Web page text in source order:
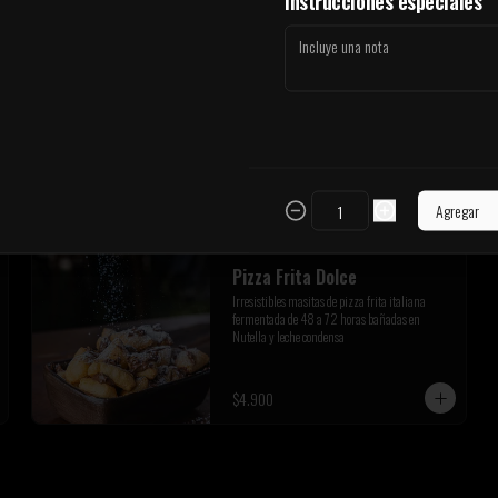
Bbq americana
Pizza Frita Dolce
Irresistibles masitas de pizza frita italiana
fermentada de 48 a 72 horas bañadas en
Nutella y leche condensa
$4.900
Agregar